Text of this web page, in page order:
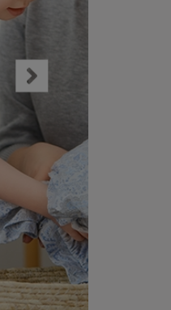
Produktdatablad
AEG
Dampovn med Steamify®,
MealAssist. En 8000-serie ovn
sund og præcis madlavning
touchstyring og
LÆG I KURV